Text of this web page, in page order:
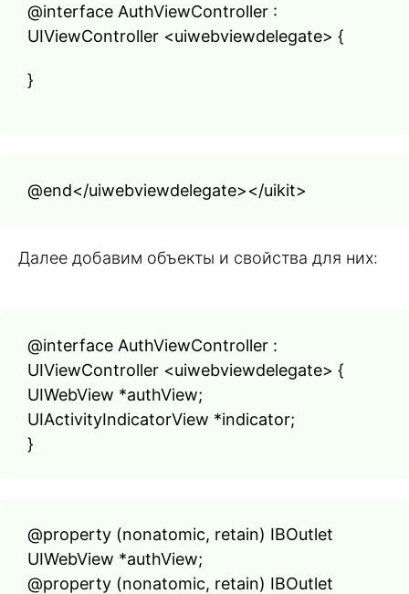
@interface AuthViewController :
UIViewController <uiwebviewdelegate> {
}
@end</uiwebviewdelegate></uikit>
Далее добавим объекты и свойства для них:
@interface AuthViewController :
UIViewController <uiwebviewdelegate> {
UIWebView *authView;
UIActivityIndicatorView *indicator;
}
@property (nonatomic, retain) IBOutlet
UIWebView *authView;
@property (nonatomic, retain) IBOutlet